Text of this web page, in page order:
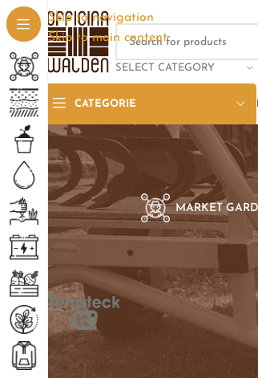
Skip to navigation
Skip to main content
SELECT CATEGORY
CATEGORIE
MARKET
SELEZIONE PER BRAND
Terrateck TT